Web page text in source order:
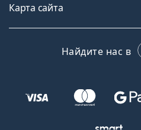
Карта сайта
Найдите нас в